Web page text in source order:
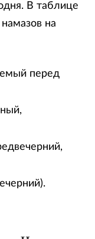
В таблице
на
перед